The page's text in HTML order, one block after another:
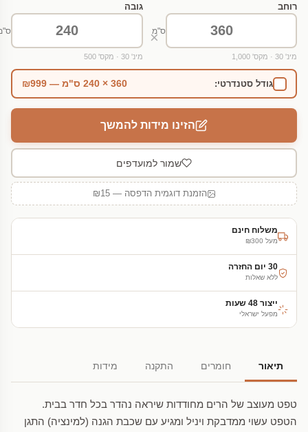
רוחב
ס"מ
מינ' 30 · מקס' 1,000
×
גובה
מינ' 30 · מקס' 500
גודל סטנדרטי: 360 × 240 ס"מ — ₪999
הזינו מידות להמשך
שמור למועדפים
הזמנת דוגמית הדפסה — ₪15
משלוח חינם
מעל ₪300
30 יום החזרה
ללא שאלות
ייצור 48 שעות
מפעל ישראלי
תיאור חומרים התקנה מידות
טפט מעוצב של הרים מחודדות שיראה נהדר בכל חדר בבית.
הטפט עשוי ממדבקת ויניל ומגיע עם שכבת הגנה (למינציה) התגן